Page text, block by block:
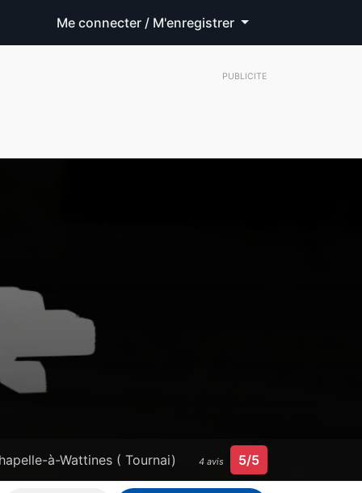
Me connecter / M'enregistrer
PUBLICITE
à-Wattines ( Tournai) 4 avis 5/5